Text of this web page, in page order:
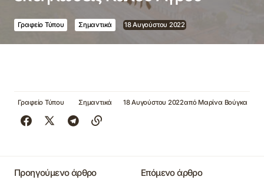
Γραφείο Τύπου Σημαντικά 18 Αυγούστου 2022
Γραφείο Τύπου Σημαντικά 18 Αυγούστου 2022από Μαρίνα Βούγκα
Προηγούμενο άρθρο Επόμενο άρθρο